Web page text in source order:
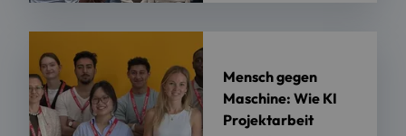
Mensch gegen
Maschine: Wie KI
Projektarbeit